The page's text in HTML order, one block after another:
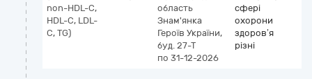
non-HDL-C,
HDL-C, LDL-
C, TG)
область
Знам'янка
Героїв України,
буд. 27-Т
по 31-12-2026
сфері
охорони
здоров’я
різні